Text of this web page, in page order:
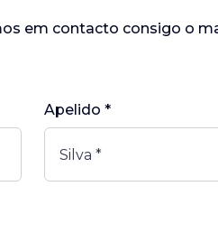
em contacto consigo o
Apelido *